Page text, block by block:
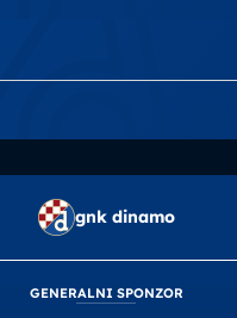
gnk dinamo
GENERALNI SPONZOR